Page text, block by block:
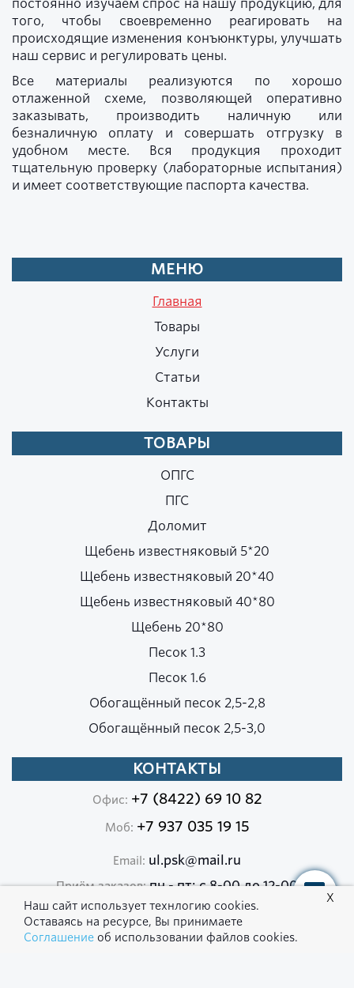
постоянно изучаем спрос на нашу продукцию, для
того, чтобы своевременно реагировать на
происходящие изменения конъюнктуры, улучшать
наш сервис и регулировать цены.
Все материалы реализуются по хорошо
отлаженной схеме, позволяющей оперативно
заказывать, производить наличную или
безналичную оплату и совершать отгрузку в
удобном месте. Вся продукция проходит
тщательную проверку (лабораторные испытания)
и имеет соответствующие паспорта качества.
МЕНЮ
Главная
Товары
Услуги
Статьи
Контакты
ТОВАРЫ
ОПГС
ПГС
Доломит
Щебень известняковый 5*20
Щебень известняковый 20*40
Щебень известняковый 40*80
Щебень 20*80
Песок 1.3
Песок 1.6
Обогащённый песок 2,5-2,8
Обогащённый песок 2,5-3,0
КОНТАКТЫ
Офис: +7 (8422) 69 10 82
Моб: +7 937 035 19 15
Email: ul.psk@mail.ru
Приём заказов:пн - пт: c 8-00 до 12-00
с 13-00 до 17-00
Адрес:г. Ульяновск, ул. Ефремова, 6